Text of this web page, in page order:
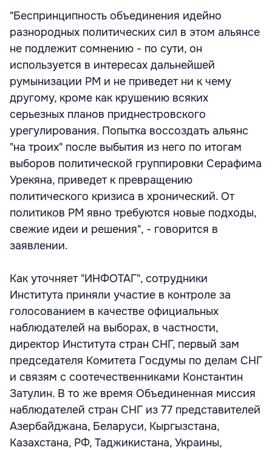
"Беспринципность объединения идейно
разнородных политических сил в этом альянсе
не подлежит сомнению - по сути, он
используется в интересах дальнейшей
румынизации РМ и не приведет ни к чему
другому, кроме как крушению всяких
серьезных планов приднестровского
урегулирования. Попытка воссоздать альянс
"на троих" после выбытия из него по итогам
выборов политической группировки Серафима
Урекяна, приведет к превращению
политического кризиса в хронический. От
политиков РМ явно требуются новые подходы,
свежие идеи и решения", - говорится в
заявлении.
Как уточняет "ИНФОТАГ", сотрудники
Института приняли участие в контроле за
голосованием в качестве официальных
наблюдателей на выборах, в частности,
директор Института стран СНГ, первый зам
председателя Комитета Госдумы по делам СНГ
и связям с соотечественниками Константин
Затулин. В то же время Объединенная миссия
наблюдателей стран СНГ из 77 представителей
Азербайджана, Беларуси, Кыргызстана,
Казахстана, РФ, Таджикистана, Украины,